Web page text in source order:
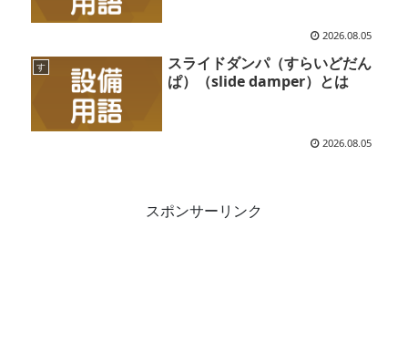
2026.08.05
す
スライドダンパ（すらいどだん
ぱ）（slide damper）とは
2026.08.05
スポンサーリンク